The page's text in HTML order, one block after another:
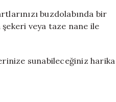
buzdolabında bir
veya taze nane ile
sunabileceğiniz harika